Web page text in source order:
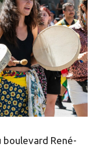
boulevard René-